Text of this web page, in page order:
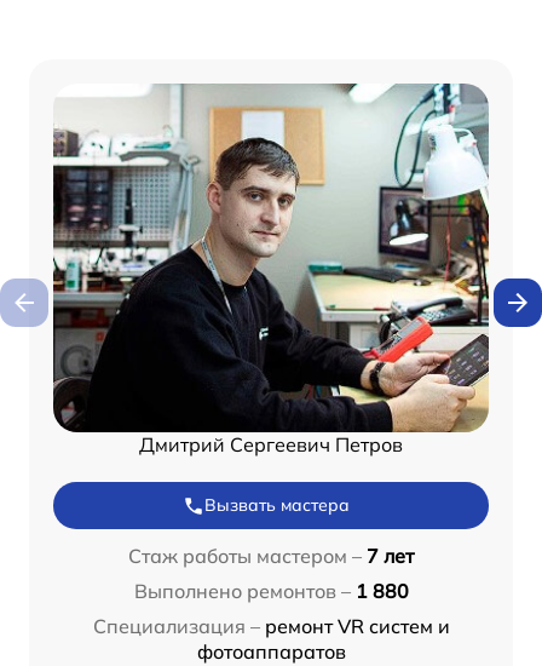
Дмитрий Сергеевич Петров
Вызвать мастера
Стаж работы мастером – 7 лет
Выполнено ремонтов – 1 880
Специализация – ремонт VR систем и
фотоаппаратов